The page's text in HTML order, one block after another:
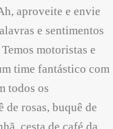
aproveite e envie
e sentimentos
motoristas e
time fantástico com
todos os
de rosas, buquê de